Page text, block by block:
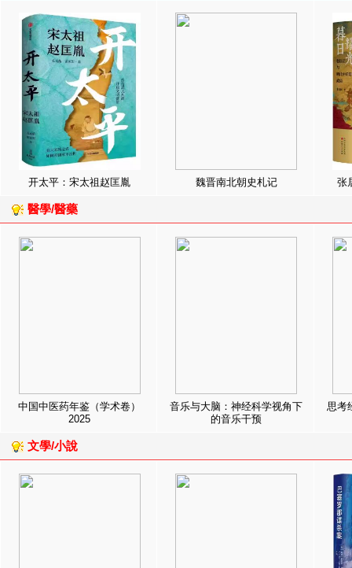
开太平：宋太祖赵匡胤 魏晋南北朝史札记 张
醫學/醫藥
中国中医药年鉴（学术卷）
2025
音乐与大脑：神经科学视角下
的音乐干预
思考
文學/小說